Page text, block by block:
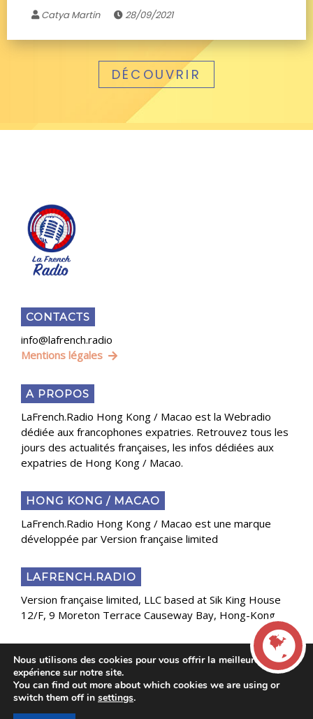
Catya Martin 28/09/2021
DÉCOUVRIR
CONTACTS
info@lafrench.radio
Mentions légales
A PROPOS
LaFrench.Radio Hong Kong / Macao est la Webradio
dédiée aux francophones expatries. Retrouvez tous les
jours des actualités françaises, les infos dédiées aux
expatries de Hong Kong / Macao.
HONG KONG / MACAO
LaFrench.Radio Hong Kong / Macao est une marque
développée par Version française limited
LAFRENCH.RADIO
Version française limited, LLC based at Sik King House
12/F, 9 Moreton Terrace Causeway Bay, Hong-Kong
Copyright 2025 Presse Généraliste des Français de
l’Étranger
LIVE
Nous utilisons des cookies pour vous offrir la meilleure
expérience sur notre site.
You can find out more about which cookies we are using or
switch them off in settings.